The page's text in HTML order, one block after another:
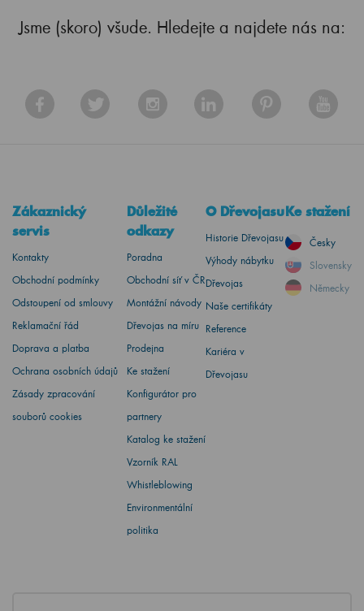
Jsme (skoro) všude. Hledejte a najdete nás na:
Zákaznický
servis
Kontakty
Obchodní podmínky
Odstoupení od smlouvy
Reklamační řád
Doprava a platba
Ochrana osobních údajů
Zásady zpracování
souborů cookies
Důležité
odkazy
Poradna
Obchodní síť v ČR
Montážní návody
Dřevojas na míru
Prodejna
Ke stažení
Konfigurátor pro
partnery
Katalog ke stažení
Vzorník RAL
Whistleblowing
Environmentální
politika
O Dřevojasu
Historie Dřevojasu
Výhody nábytku
Dřevojas
Naše certifikáty
Reference
Kariéra v
Dřevojasu
Ke stažení
Česky
Slovensky
Německy